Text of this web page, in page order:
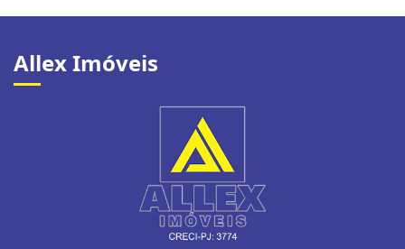
Allex Imóveis